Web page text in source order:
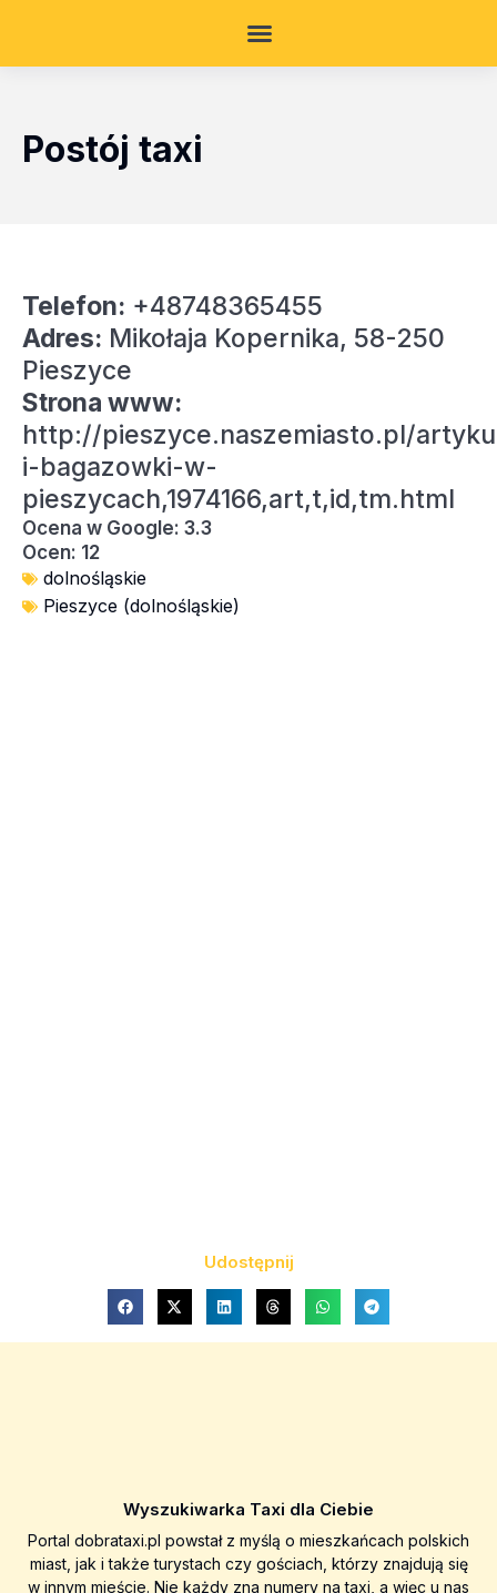
Postój taxi
Telefon: +48748365455
Adres: Mikołaja Kopernika, 58-250
Pieszyce
Strona www:
http://pieszyce.naszemiasto.pl/
i-bagazowki-w-
pieszycach,1974166,art,t,id,tm.html
Ocena w Google: 3.3
Ocen: 12
dolnośląskie
Pieszyce (dolnośląskie)
Udostępnij
Wyszukiwarka Taxi dla Ciebie
Portal dobrataxi.pl powstał z myślą o mieszkańcach polskich
miast, jak i także turystach czy gościach, którzy znajdują się
w innym mieście. Nie każdy zna numery na taxi, a więc u nas